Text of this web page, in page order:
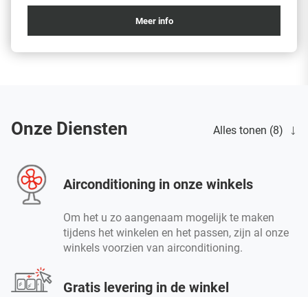
Meer info
Onze Diensten Alles tonen (8)
Airconditioning in onze winkels
Om het u zo aangenaam mogelijk te maken
tijdens het winkelen en het passen, zijn al onze
winkels voorzien van airconditioning.
Gratis levering in de winkel